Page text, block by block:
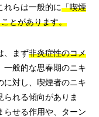
れらは一般的に「喫煙
とがあります。
、まず非炎症性のコメ
一般的な思春期のニキ
に対し、喫煙者のニキ
られる傾向がありま
らせる作用や、ターン